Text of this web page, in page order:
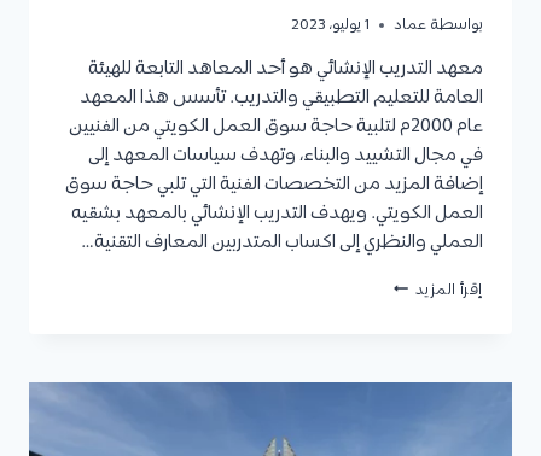
بواسطة عماد 1 يوليو، 2023
معهد التدريب الإنشائي هو أحد المعاهد التابعة للهيئة
العامة للتعليم التطبيقي والتدريب. تأسس هذا المعهد
عام 2000م لتلبية حاجة سوق العمل الكويتي من الفنيين
في مجال التشييد والبناء، وتهدف سياسات المعهد إلى
إضافة المزيد من التخصصات الفنية التي تلبي حاجة سوق
العمل الكويتي. ويهدف التدريب الإنشائي بالمعهد بشقيه
العملي والنظري إلى اكساب المتدربين المعارف التقنية…
إقرأ المزيد معهد